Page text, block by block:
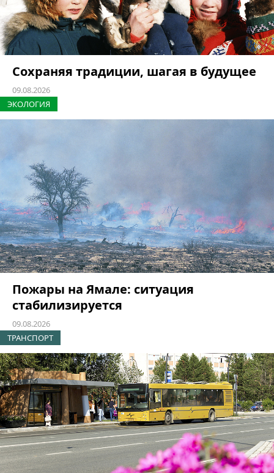
Сохраняя традиции, шагая в будущее
09.08.2026
ЭКОЛОГИЯ
Пожары на Ямале: ситуация
стабилизируется
09.08.2026
ТРАНСПОРТ